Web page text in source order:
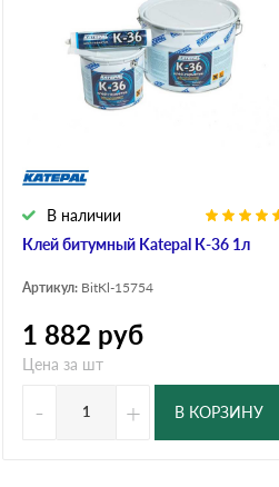
Клей битумный Katepal К-36 1л
В наличии
Артикул: BitKl-15754
1 882 руб
Цена за шт
- + В КОРЗИНУ